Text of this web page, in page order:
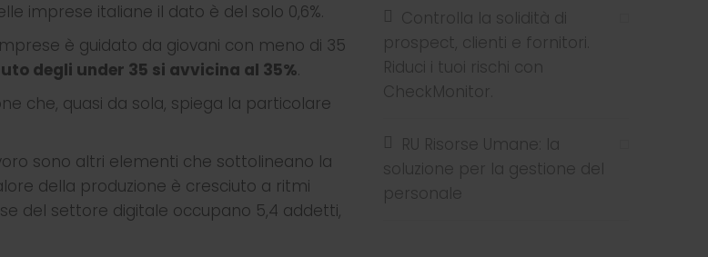
imprese italiane il dato è del solo 0,6%.
è guidato da giovani con meno di 35
degli under 35 si avvicina al 35%.
che, quasi da sola, spiega la particolare
sono altri elementi che sottolineano la
della produzione è cresciuto a ritmi
del settore digitale occupano 5,4 addetti,
Controlla la solidità di
prospect, clienti e fornitori.
Riduci i tuoi rischi con
CheckMonitor.
RU Risorse Umane: la
soluzione per la gestione del
personale